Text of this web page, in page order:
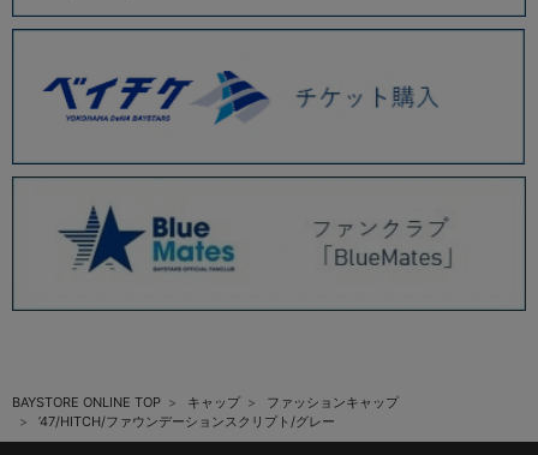
BAYSTORE ONLINE TOP キャップ
ファッションキャップ
’47/HITCH/ファウンデーションスクリプト/グレー